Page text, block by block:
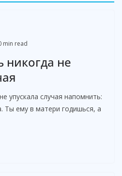
min read
никогда не
упускала случая напомнить:
Ты ему в матери годишься, а